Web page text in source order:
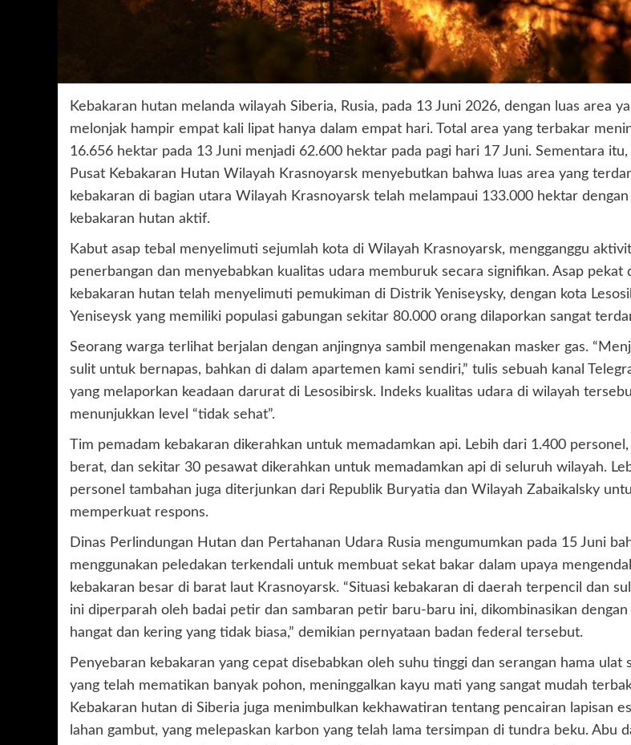
Kebakaran hutan melanda wilayah Siberia, Rusia, pada 13 Juni 2026, dengan luas area
melonjak hampir empat kali lipat hanya dalam empat hari. Total area yang terbakar
16.656 hektar pada 13 Juni menjadi 62.600 hektar pada pagi hari 17 Juni. Sementara
Pusat Kebakaran Hutan Wilayah Krasnoyarsk menyebutkan bahwa luas area yang
kebakaran di bagian utara Wilayah Krasnoyarsk telah melampaui 133.000 hektar
kebakaran hutan aktif.
Kabut asap tebal menyelimuti sejumlah kota di Wilayah Krasnoyarsk, mengganggu
penerbangan dan menyebabkan kualitas udara memburuk secara signifikan. Asap pekat
kebakaran hutan telah menyelimuti pemukiman di Distrik Yeniseysky, dengan kota
Yeniseysk yang memiliki populasi gabungan sekitar 80.000 orang dilaporkan sangat
Seorang warga terlihat berjalan dengan anjingnya sambil mengenakan masker gas.
sulit untuk bernapas, bahkan di dalam apartemen kami sendiri,” tulis sebuah kanal
yang melaporkan keadaan darurat di Lesosibirsk. Indeks kualitas udara di wilayah
menunjukkan level “tidak sehat”.
Tim pemadam kebakaran dikerahkan untuk memadamkan api. Lebih dari 1.400
berat, dan sekitar 30 pesawat dikerahkan untuk memadamkan api di seluruh wilayah.
personel tambahan juga diterjunkan dari Republik Buryatia dan Wilayah Zabaikalsky
memperkuat respons.
Dinas Perlindungan Hutan dan Pertahanan Udara Rusia mengumumkan pada 15 Juni
menggunakan peledakan terkendali untuk membuat sekat bakar dalam upaya
kebakaran besar di barat laut Krasnoyarsk. “Situasi kebakaran di daerah terpencil dan
ini diperparah oleh badai petir dan sambaran petir baru-baru ini, dikombinasikan dengan
hangat dan kering yang tidak biasa,” demikian pernyataan badan federal tersebut.
Penyebaran kebakaran yang cepat disebabkan oleh suhu tinggi dan serangan hama ulat
yang telah mematikan banyak pohon, meninggalkan kayu mati yang sangat mudah
Kebakaran hutan di Siberia juga menimbulkan kekhawatiran tentang pencairan lapisan
lahan gambut, yang melepaskan karbon yang telah lama tersimpan di tundra beku. Abu